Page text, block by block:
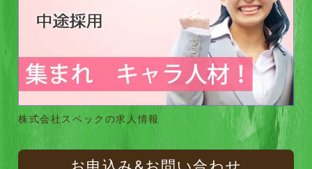
株式会社スペックの求人情報